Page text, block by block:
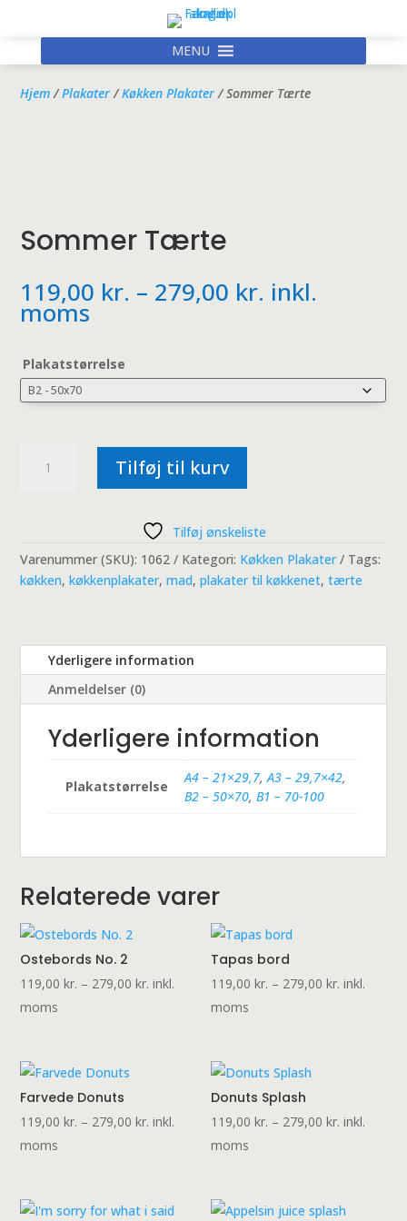
MENU
Hjem/Plakater/Køkken Plakater/ Sommer Tærte
Sommer Tærte
119,00 kr. – 279,00 kr. Prisinterval:
119,00 kr.
inkl.
moms
Plakatstørrelse
Tærte
Tilføj til kurv
Tilføj ønskeliste
Varenummer (SKU): 1062 Kategori: Køkken Plakater
Tags:
køkken,køkkenplakater,mad,plakater til køkkenet,tærte
Yderligere information
Anmeldelser (0)
Yderligere information
Plakatstørrelse
A4 – 21×29,7,A3 – 29,7×42,
B2 – 50×70,B1 – 70-100
Relaterede varer
Ostebords No. 2
119,00kr. – 279,00kr. Prisinterval:
inkl.
moms
Tapas bord
119,00kr. – 279,00kr. Prisinterval:
inkl.
moms
Farvede Donuts
119,00kr. – 279,00kr. Prisinterval:
inkl.
moms
Donuts Splash
119,00kr. – 279,00kr. Prisinterval:
inkl.
moms